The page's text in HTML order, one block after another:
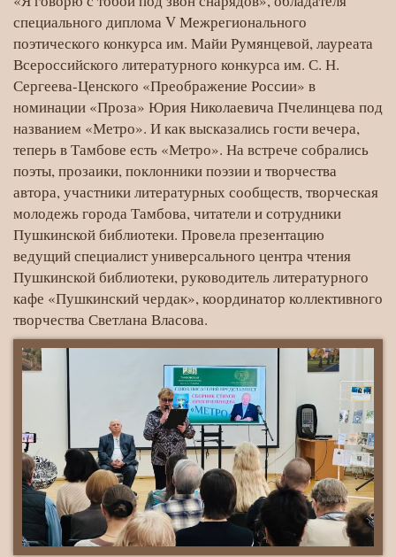
специального диплома V Межрегионального
поэтического конкурса им. Майи Румянцевой, лауреата
Всероссийского литературного конкурса им. С. Н.
Сергеева-Ценского «Преображение России» в
номинации «Проза» Юрия Николаевича Пчелинцева под
названием «Метро». И как высказались гости вечера,
теперь в Тамбове есть «Метро». На встрече собрались
поэты, прозаики, поклонники поэзии и творчества
автора, участники литературных сообществ, творческая
молодежь города Тамбова, читатели и сотрудники
Пушкинской библиотеки. Провела презентацию
ведущий специалист универсального центра чтения
Пушкинской библиотеки, руководитель литературного
кафе «Пушкинский чердак», координатор коллективного
творчества Светлана Власова.